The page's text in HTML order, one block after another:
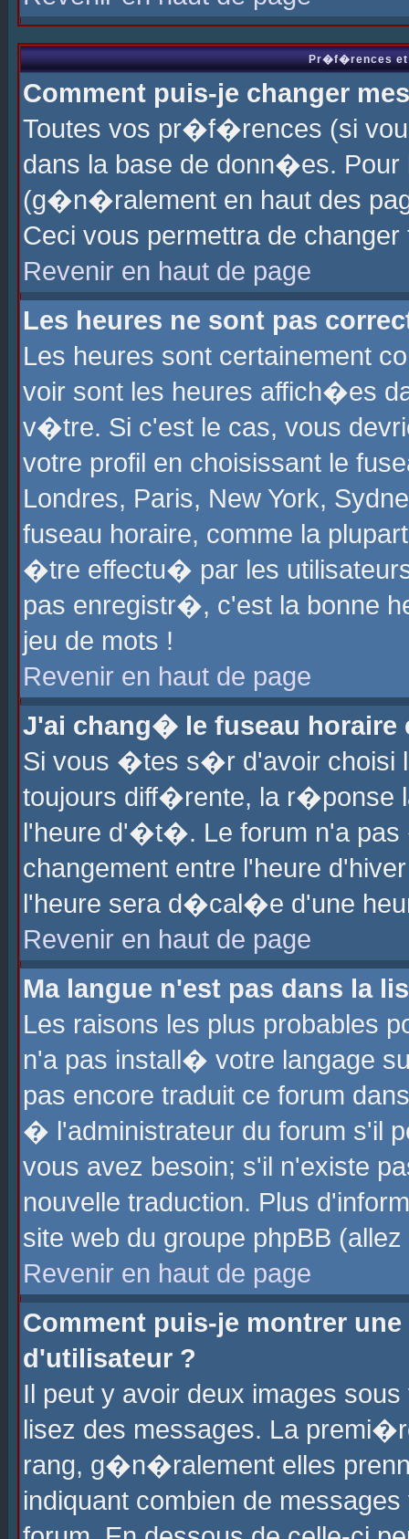
Pr�f�rences et
Comment puis-je changer
Toutes vos pr�f�rences (si
dans la base de donn�es.
(g�n�ralement en haut des
Ceci vous permettra de
Revenir en haut de page
Les heures ne sont pas
Les heures sont certainement
voir sont les heures affich�es
v�tre. Si c'est le cas, vous
votre profil en choisissant le
Londres, Paris, New York,
fuseau horaire, comme la
�tre effectu� par les
pas enregistr�, c'est la bonne
jeu de mots !
Revenir en haut de page
J'ai chang� le fuseau horaire
Si vous �tes s�r d'avoir choisi
toujours diff�rente, la r�ponse
l'heure d'�t�. Le forum n'a
changement entre l'heure
l'heure sera d�cal�e d'une
Revenir en haut de page
Ma langue n'est pas dans la
Les raisons les plus probables
n'a pas install� votre langage
pas encore traduit ce forum
� l'administrateur du forum s'il
vous avez besoin; s'il n'existe
nouvelle traduction. Plus
site web du groupe phpBB
Revenir en haut de page
Comment puis-je montrer
d'utilisateur ?
Il peut y avoir deux images
lisez des messages. La
rang, g�n�ralement elles
indiquant combien de